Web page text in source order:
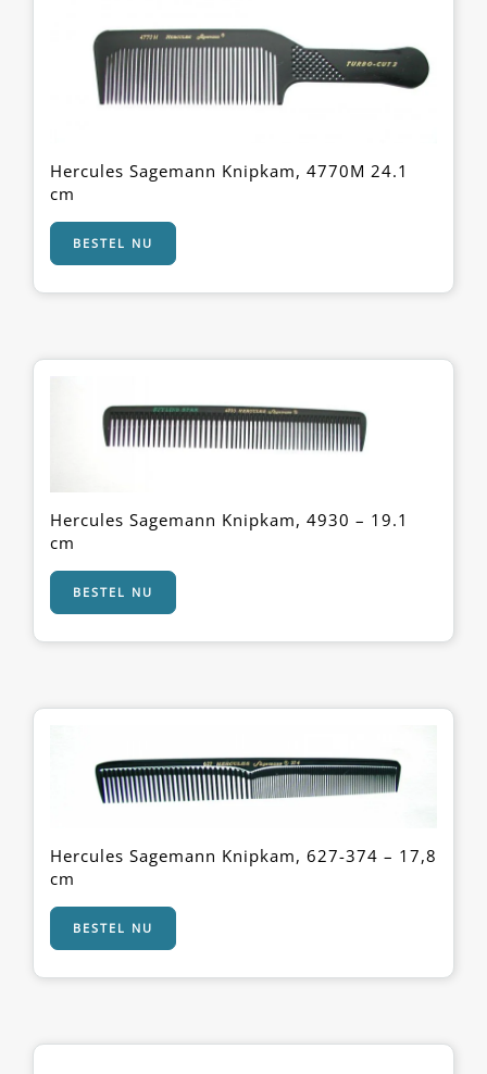
Hercules Sagemann Knipkam, 4770M 24.1
cm
BESTEL NU
Hercules Sagemann Knipkam, 4930 – 19.1
cm
BESTEL NU
Hercules Sagemann Knipkam, 627-374 – 17,8
cm
BESTEL NU